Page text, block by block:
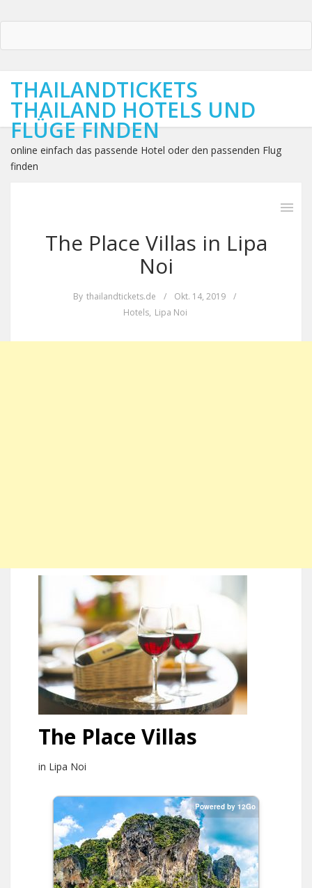
THAILANDTICKETS
THAILAND HOTELS UND
FLÜGE FINDEN
online einfach das passende Hotel oder den passenden Flug
finden
The Place Villas in Lipa
Noi
By thailandtickets.de / Okt. 14, 2019
/
Hotels, Lipa Noi
The Place Villas
in Lipa Noi